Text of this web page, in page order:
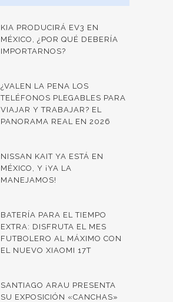
KIA PRODUCIRÁ EV3 EN
MÉXICO, ¿POR QUÉ DEBERÍA
IMPORTARNOS?
¿VALEN LA PENA LOS
TELÉFONOS PLEGABLES PARA
VIAJAR Y TRABAJAR? EL
PANORAMA REAL EN 2026
NISSAN KAIT YA ESTÁ EN
MÉXICO, Y ¡YA LA
MANEJAMOS!
BATERÍA PARA EL TIEMPO
EXTRA: DISFRUTA EL MES
FUTBOLERO AL MÁXIMO CON
EL NUEVO XIAOMI 17T
SANTIAGO ARAU PRESENTA
SU EXPOSICIÓN «CANCHAS»